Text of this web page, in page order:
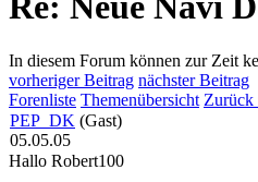
In diesem Forum können zur Zeit
vorheriger Beitrag nächster Beitrag
Forenliste Themenübersicht Zurück
PEP_DK (Gast)
05.05.05
Hallo Robert100